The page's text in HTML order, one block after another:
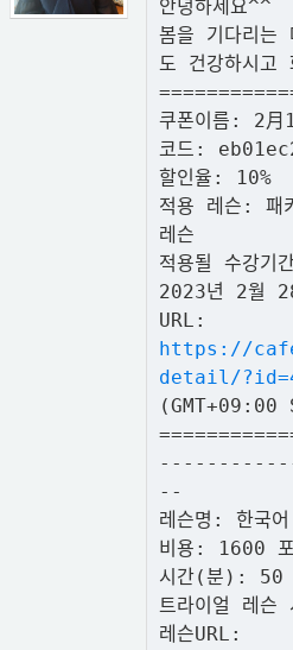
안녕하세요^^
봄을 기다리는
도 건강하시고
쿠폰이름: 2月
코드:
할인율: 10%
적용 레슨: 패
레슨
적용될 수강
2023년 2월
URL:
https://
detail/
(GMT+09:00
--
레슨명: 한국
비용: 1600 포
시간(분): 50
트라이얼 레슨
레슨URL: